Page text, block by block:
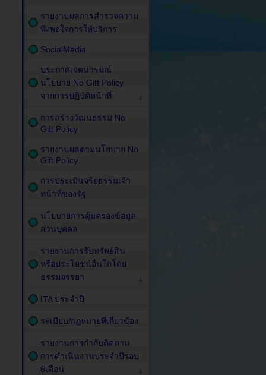
รายงานผลการสำรวจความ
พึงพอใจการให้บริการ
SocialMedia
ประกาศเจตนารมณ์
นโยบาย No Gift Policy
จากการปฏิบัติหน้าที่
การสร้างวัฒนธรรม No
Gift Policy
รายงานผลตามนโยบาย No
Gift Policy
การประเมินจริยธรรมเจ้า
หน้าที่ของรัฐ
นโยบายการคุ้มครองข้อมูล
ส่วนบุคคล
รายงานการรับทรัพย์สิน
หรือประโยชน์อื่นใดโดย
ธรรมจรรยา
ITA ประจำปี
ระเบียบ/กฏหมายที่เกี่ยวข้อง
รายงานการกำกับติดตาม
การดำเนินงานประจำปีรอบ
6เดือน